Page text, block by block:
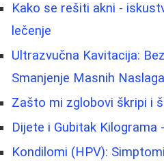
Kako se rešiti akni -
lečenje
Ultrazvučna Kavitacija:
Smanjenje Masnih Naslaga
Zašto mi zglobovi škripi i
Dijete i Gubitak Kilograma
Kondilomi (HPV):